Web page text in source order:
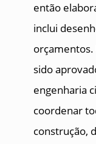
então
inclui
sido
engenharia
coordenar
construção,